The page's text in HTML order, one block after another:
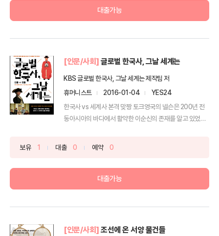
대출가능
[인문/사회] 글로벌 한국사, 그날 세계는
KBS 글로벌 한국사, 그날 세계는 제작팀 저
휴머니스트
2016-01-04
YES24
한국사 vs 세계사 본격 맞짱 토크영국의 넬슨은 200년 전
동아시아의 바다에서 활약한 이순신의 존재를 알고 있었을
보유 1 대출 0 예약 0
대출가능
[인문/사회] 조선에 온 서양 물건들